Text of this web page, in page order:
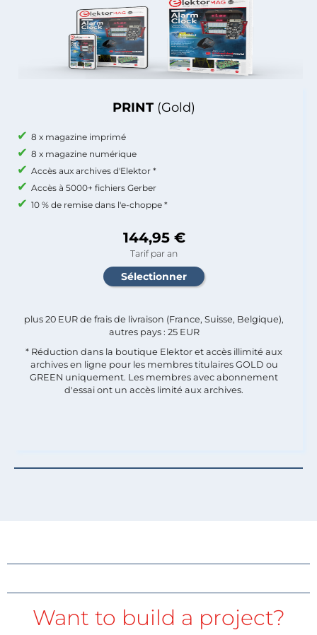
PRINT (Gold)
8 x magazine imprimé
8 x magazine numérique
Accès aux archives d'Elektor *
Accès à 5000+ fichiers Gerber
10 % de remise dans l'e-choppe *
144,95 €
Tarif par an
plus 20 EUR de frais de livraison (France, Suisse, Belgique),
autres pays : 25 EUR
* Réduction dans la boutique Elektor et accès illimité aux
archives en ligne pour les membres titulaires GOLD ou
GREEN uniquement. Les membres avec abonnement
d'essai ont un accès limité aux archives.
Want to build a project?